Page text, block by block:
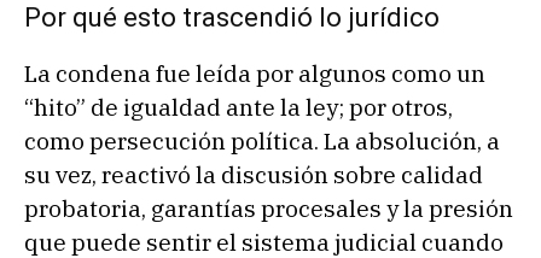
Por qué esto trascendió lo jurídico
La condena fue leída por algunos como un
“hito” de igualdad ante la ley; por otros,
como persecución política. La absolución, a
su vez, reactivó la discusión sobre calidad
probatoria, garantías procesales y la presión
que puede sentir el sistema judicial cuando